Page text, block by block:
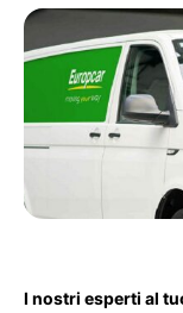
I nostri esperti al